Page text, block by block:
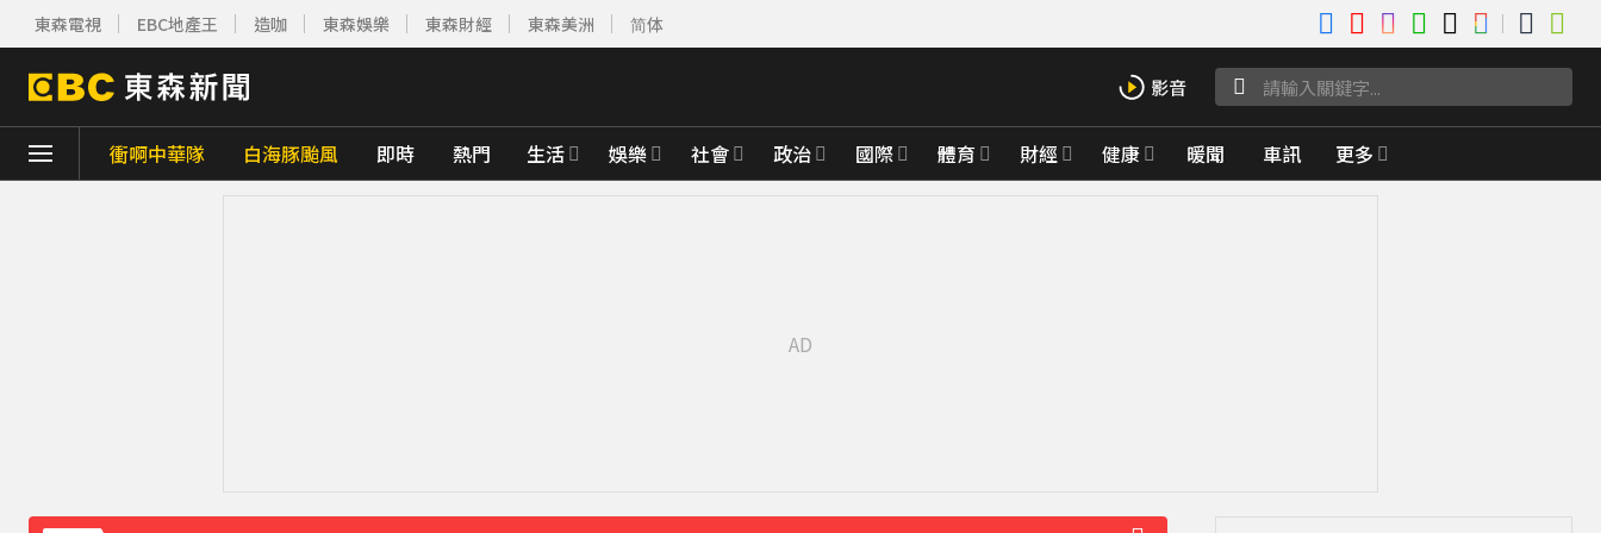
東森電視 EBC地產王 造咖 東森娛樂 東森財經 東森美洲 简体
衝啊中華隊 白海豚颱風 即時 熱門 生活 娛樂 社會 政治 國際 體育 財經 健康 暖聞 車訊 更多